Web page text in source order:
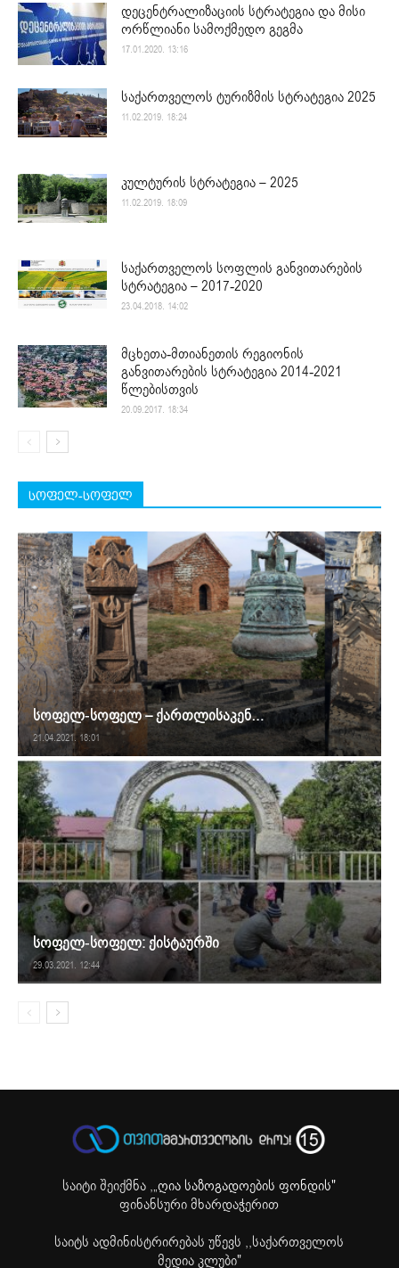
დეცენტრალიზაციის სტრატეგია და მისი
ორწლიანი სამოქმედო გეგმა
17.01.2020. 13:16
საქართველოს ტურიზმის სტრატეგია 2025
11.02.2019. 18:24
კულტურის სტრატეგია – 2025
11.02.2019. 18:09
საქართველოს სოფლის განვითარების
სტრატეგია – 2017-2020
23.04.2018. 14:02
მცხეთა-მთიანეთის რეგიონის
განვითარების სტრატეგია 2014-2021
წლებისთვის
20.09.2017. 18:34
სოფელ-სოფელ
სოფელ-სოფელ – ქართლისაკენ…
21.04.2021. 18:01
სოფელ-სოფელ: ქისტაურში
29.03.2021. 12:44
საიტი შეიქმნა ,„ღია საზოგადოების ფონდის"
ფინანსური მხარდაჭერით
საიტს ადმინისტრირებას უწევს ,,საქართველოს
მედია კლუბი"